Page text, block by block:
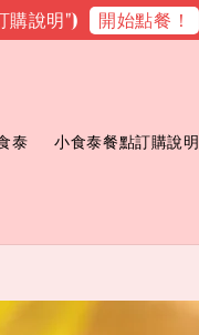
購說明") 開始點餐！
泰 小食泰餐點訂購說明